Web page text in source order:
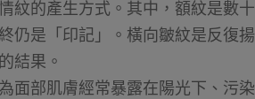
紋的產生方式。其中，額紋是數十
仍是「印記」。橫向皺紋是反復揚
結果。
面部肌膚經常暴露在陽光下、污染